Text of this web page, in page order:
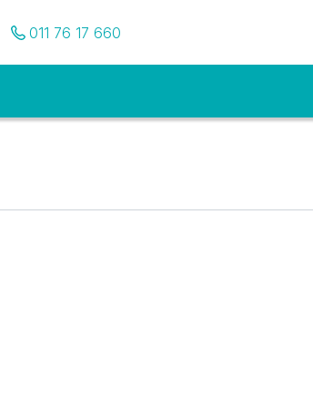
Pozovite nas
011 76 17 660